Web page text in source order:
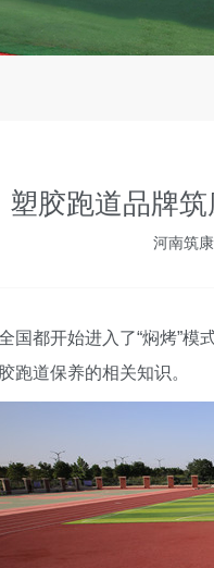
塑胶跑道品牌
河南筑
国都开始进入了“焖烤”
跑道保养的相关知识。